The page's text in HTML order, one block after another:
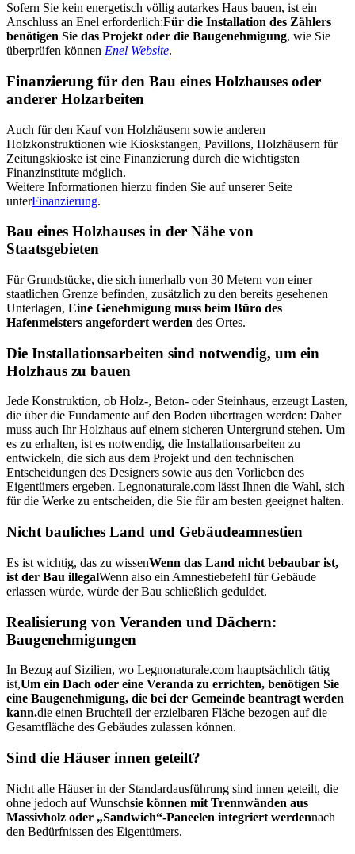
Sofern Sie kein energetisch völlig autarkes Haus bauen, ist ein
Anschluss an Enel erforderlich:Für die Installation des Zählers
benötigen Sie das Projekt oder die Baugenehmigung, wie Sie
überprüfen können Enel Website.
Finanzierung für den Bau eines Holzhauses oder
anderer Holzarbeiten
Auch für den Kauf von Holzhäusern sowie anderen
Holzkonstruktionen wie Kioskstangen, Pavillons, Holzhäusern für
Zeitungskioske ist eine Finanzierung durch die wichtigsten
Finanzinstitute möglich.
Weitere Informationen hierzu finden Sie auf unserer Seite
unterFinanzierung.
Bau eines Holzhauses in der Nähe von
Staatsgebieten
Für Grundstücke, die sich innerhalb von 30 Metern von einer
staatlichen Grenze befinden, zusätzlich zu den bereits gesehenen
Unterlagen, Eine Genehmigung muss beim Büro des
Hafenmeisters angefordert werden des Ortes.
Die Installationsarbeiten sind notwendig, um ein
Holzhaus zu bauen
Jede Konstruktion, ob Holz-, Beton- oder Steinhaus, erzeugt Lasten,
die über die Fundamente auf den Boden übertragen werden: Daher
muss auch Ihr Holzhaus auf einem sicheren Untergrund stehen. Um
es zu erhalten, ist es notwendig, die Installationsarbeiten zu
entwickeln, die sich aus dem Projekt und den technischen
Entscheidungen des Designers sowie aus den Vorlieben des
Eigentümers ergeben. Legnonaturale.com lässt Ihnen die Wahl, sich
für die Werke zu entscheiden, die Sie für am besten geeignet halten.
Nicht bauliches Land und Gebäudeamnestien
Es ist wichtig, das zu wissenWenn das Land nicht bebaubar ist,
ist der Bau illegalWenn also ein Amnestiebefehl für Gebäude
erlassen würde, würde der Bau schließlich geduldet.
Realisierung von Veranden und Dächern:
Baugenehmigungen
In Bezug auf Sizilien, wo Legnonaturale.com hauptsächlich tätig
ist,Um ein Dach oder eine Veranda zu errichten, benötigen Sie
eine Baugenehmigung, die bei der Gemeinde beantragt werden
kann.die einen Bruchteil der erzielbaren Fläche bezogen auf die
Gesamtfläche des Gebäudes zulassen können.
Sind die Häuser innen geteilt?
Nicht alle Häuser in der Standardausführung sind innen geteilt, die
ohne jedoch auf Wunschsie können mit Trennwänden aus
Massivholz oder „Sandwich“-Paneelen integriert werdennach
den Bedürfnissen des Eigentümers.